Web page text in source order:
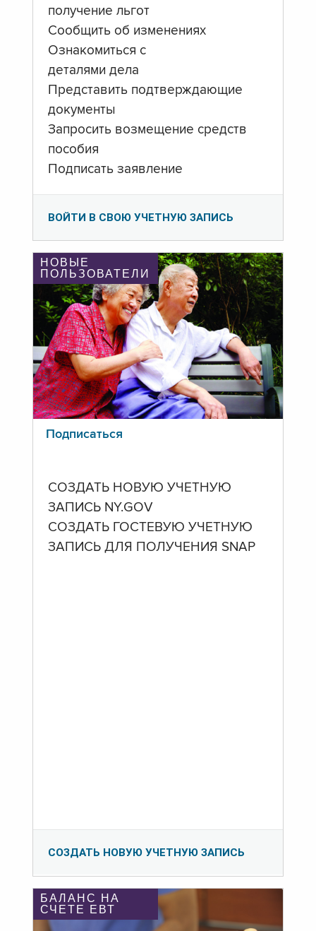
получение льгот
Сообщить об изменениях
Ознакомиться с
деталями дела
Представить подтверждающие
документы
Запросить возмещение средств
пособия
Подписать заявление
ВОЙТИ В СВОЮ УЧЕТНУЮ ЗАПИСЬ
НОВЫЕ
ПОЛЬЗОВАТЕЛИ
Подписаться
СОЗДАТЬ НОВУЮ УЧЕТНУЮ
ЗАПИСЬ NY.GOV
СОЗДАТЬ ГОСТЕВУЮ УЧЕТНУЮ
ЗАПИСЬ ДЛЯ ПОЛУЧЕНИЯ SNAP
СОЗДАТЬ НОВУЮ УЧЕТНУЮ ЗАПИСЬ
БАЛАНС НА
СЧЕТЕ ЕВТ